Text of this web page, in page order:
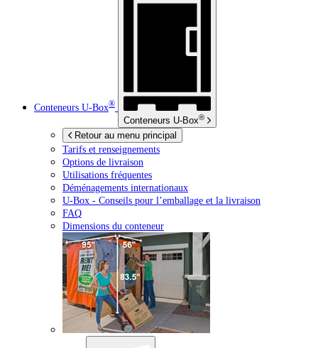
Conteneurs U-Box®
Conteneurs U-Box®
Retour au menu principal
Tarifs et renseignements
Options de livraison
Utilisations fréquentes
Déménagements internationaux
U-Box - Conseils pour l’emballage et la livraison
FAQ
Dimensions du conteneur